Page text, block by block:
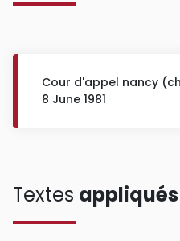
Cour d'appel nancy
8 June 1981
Textes appliqués